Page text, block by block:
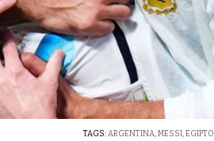
TAGS:ARGENTINA,MESSI,EGIPTO